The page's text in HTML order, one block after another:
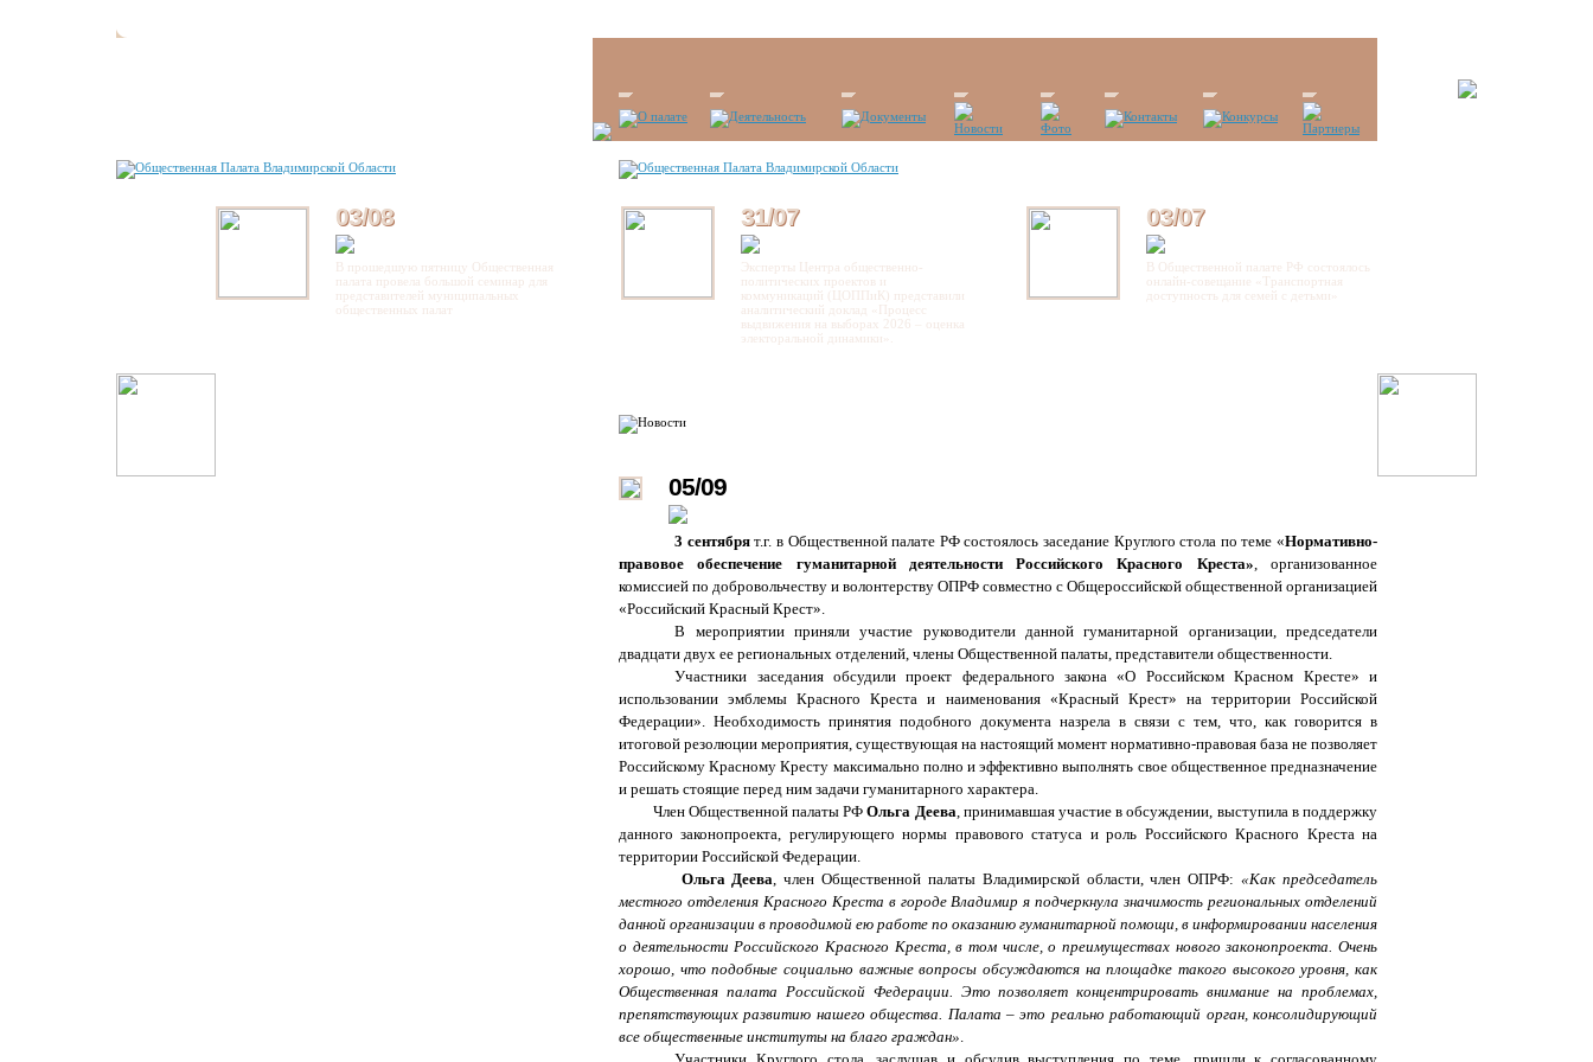
03/08
В прошедшую пятницу Общественная
палата провела большой семинар для
представителей муниципальных
общественных палат
31/07
Эксперты Центра общественно-
политических проектов и
коммуникаций (ЦОППиК) представили
аналитический доклад «Процесс
выдвижения на выборах 2026 – оценка
электоральной динамики».
03/07
В Общественной палате РФ состоялось
онлайн-совещание «Транспортная
доступность для семей с детьми»
05/09
3 сентябрят.г. в Общественной палате РФ состоялось заседание Круглого стола по теме «Нормативно-
правовое обеспечение гуманитарной деятельности Российского Красного Креста», организованное
комиссией по добровольчеству и волонтерству ОПРФ совместно с Общероссийской общественной организацией
«Российский Красный Крест».
В мероприятии приняли участие руководители данной гуманитарной организации, председатели
двадцати двух ее региональных отделений, члены Общественной палаты, представители общественности.
Участники заседания обсудили проект федерального закона «О Российском Красном Кресте» и
использовании эмблемы Красного Креста и наименования «Красный Крест» на территории Российской
Федерации». Необходимость принятия подобного документа назрела в связи с тем, что, как говорится в
итоговой резолюции мероприятия, существующая на настоящий момент нормативно-правовая база не позволяет
Российскому Красному Кресту максимально полно и эффективно выполнять свое общественное предназначение
и решать стоящие перед ним задачи гуманитарного характера.
Член Общественной палаты РФОльга Деева, принимавшая участие в обсуждении, выступила в поддержку
данного законопроекта, регулирующего нормы правового статуса и роль Российского Красного Креста на
территории Российской Федерации.
Ольга Деева, член Общественной палаты Владимирской области, член ОПРФ:«Как председатель
местного отделения Красного Креста в городе Владимир я подчеркнула значимость региональных отделений
данной организации в проводимой ею работе по оказанию гуманитарной помощи, в информировании населения
о деятельности Российского Красного Креста, в том числе, о преимуществах нового законопроекта. Очень
хорошо, что подобные социально важные вопросы обсуждаются на площадке такого высокого уровня, как
Общественная палата Российской Федерации. Это позволяет концентрировать внимание на проблемах,
препятствующих развитию нашего общества. Палата – это реально работающий орган, консолидирующий
все общественные институты на благо граждан».